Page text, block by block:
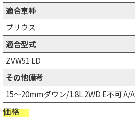
適合車種
プリウス
適合型式
ZVW51 LD
その他備考
15～20mmダウン/1.8L 2WD E不可 A/
価格